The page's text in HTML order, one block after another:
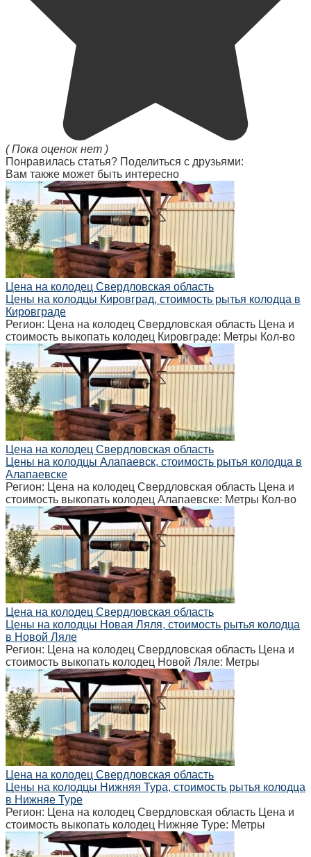
( Пока оценок нет )
Понравилась статья? Поделиться с друзьями:
Вам также может быть интересно
Цена на колодец Свердловская область
Цены на колодцы Кировград, стоимость рытья колодца в
Кировграде
Регион: Цена на колодец Свердловская область Цена и
стоимость выкопать колодец Кировграде: Метры Кол-во
Цена на колодец Свердловская область
Цены на колодцы Алапаевск, стоимость рытья колодца в
Алапаевске
Регион: Цена на колодец Свердловская область Цена и
стоимость выкопать колодец Алапаевске: Метры Кол-во
Цена на колодец Свердловская область
Цены на колодцы Новая Ляля, стоимость рытья колодца
в Новой Ляле
Регион: Цена на колодец Свердловская область Цена и
стоимость выкопать колодец Новой Ляле: Метры
Цена на колодец Свердловская область
Цены на колодцы Нижняя Тура, стоимость рытья колодца
в Нижняе Туре
Регион: Цена на колодец Свердловская область Цена и
стоимость выкопать колодец Нижняе Туре: Метры